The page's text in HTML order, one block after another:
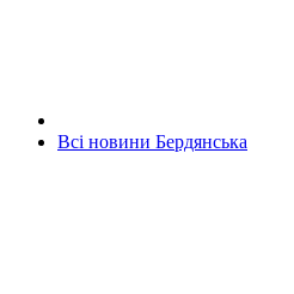
Всі новини Бердянська